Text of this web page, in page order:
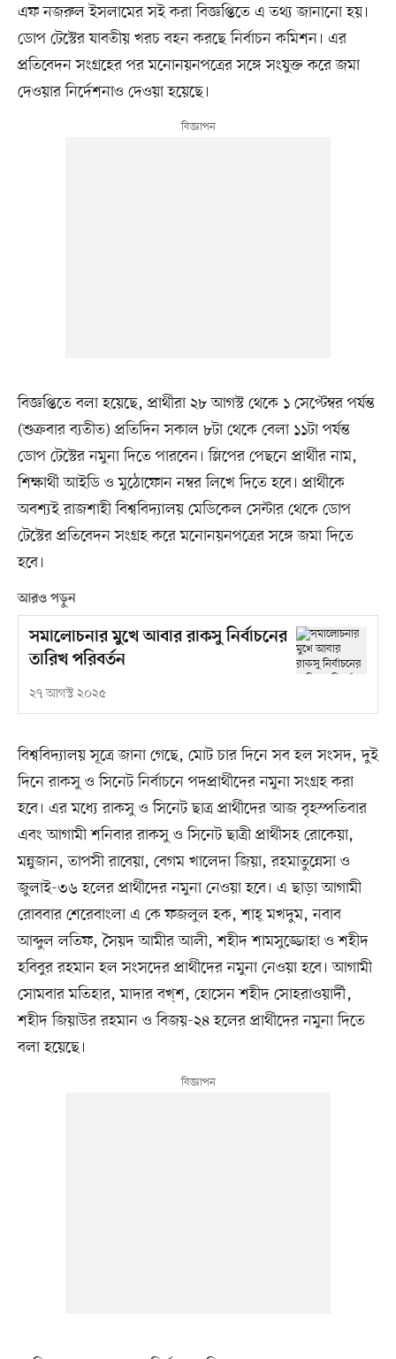
এফ নজরুল ইসলামের সই করা বিজ্ঞপ্তিতে এ তথ্য জানানো হয়।
ডোপ টেস্টের যাবতীয় খরচ বহন করছে নির্বাচন কমিশন। এর
প্রতিবেদন সংগ্রহের পর মনোনয়নপত্রের সঙ্গে সংযুক্ত করে জমা
দেওয়ার নির্দেশনাও দেওয়া হয়েছে।
বিজ্ঞপ্তিতে বলা হয়েছে, প্রার্থীরা ২৮ আগস্ট থেকে ১ সেপ্টেম্বর পর্যন্ত
(শুক্রবার ব্যতীত) প্রতিদিন সকাল ৮টা থেকে বেলা ১১টা পর্যন্ত
ডোপ টেস্টের নমুনা দিতে পারবেন। স্লিপের পেছনে প্রার্থীর নাম,
শিক্ষার্থী আইডি ও মুঠোফোন নম্বর লিখে দিতে হবে। প্রার্থীকে
অবশ্যই রাজশাহী বিশ্ববিদ্যালয় মেডিকেল সেন্টার থেকে ডোপ
টেস্টের প্রতিবেদন সংগ্রহ করে মনোনয়নপত্রের সঙ্গে জমা দিতে
হবে।
আরও পড়ুন
সমালোচনার মুখে আবার রাকসু নির্বাচনের
তারিখ পরিবর্তন
২৭ আগস্ট ২০২৫
বিশ্ববিদ্যালয় সূত্রে জানা গেছে, মোট চার দিনে সব হল সংসদ, দুই
দিনে রাকসু ও সিনেট নির্বাচনে পদপ্রার্থীদের নমুনা সংগ্রহ করা
হবে। এর মধ্যে রাকসু ও সিনেট ছাত্র প্রার্থীদের আজ বৃহস্পতিবার
এবং আগামী শনিবার রাকসু ও সিনেট ছাত্রী প্রার্থীসহ রোকেয়া,
মন্নুজান, তাপসী রাবেয়া, বেগম খালেদা জিয়া, রহমাতুন্নেসা ও
জুলাই-৩৬ হলের প্রার্থীদের নমুনা নেওয়া হবে। এ ছাড়া আগামী
রোববার শেরেবাংলা এ কে ফজলুল হক, শাহ্ মখদুম, নবাব
আব্দুল লতিফ, সৈয়দ আমীর আলী, শহীদ শামসুজ্জোহা ও শহীদ
হবিবুর রহমান হল সংসদের প্রার্থীদের নমুনা নেওয়া হবে। আগামী
সোমবার মতিহার, মাদার বখ্শ, হোসেন শহীদ সোহরাওয়ার্দী,
শহীদ জিয়াউর রহমান ও বিজয়-২৪ হলের প্রার্থীদের নমুনা দিতে
বলা হয়েছে।